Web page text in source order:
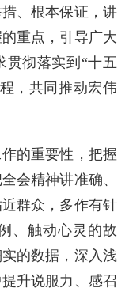
、根本保证，讲
重点，引导广大
贯彻落实到“十五
，共同推动宏伟
的重要性，把握
会精神讲准确、
群众，多作有针
、触动心灵的故
的数据，深入浅
升说服力、感召